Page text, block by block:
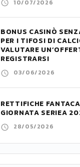
10/07/2026
BONUS CASINÒ
PER I TIFOSI DI
VALUTARE
REGISTRARSI
03/06/2026
RETTIFICHE
GIORNATA SERIEA
28/05/2026